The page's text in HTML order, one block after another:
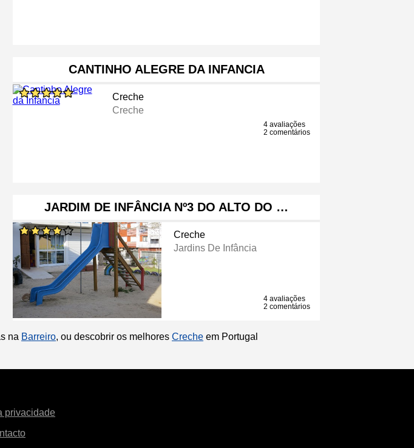
CANTINHO ALEGRE DA INFANCIA
Creche
Creche
4 avaliações
2 comentários
JARDIM DE INFÂNCIA Nº3 DO ALTO DO …
Creche
Jardins De Infância
4 avaliações
2 comentários
na Barreiro, ou descobrir os melhores Creche em Portugal
privacidade